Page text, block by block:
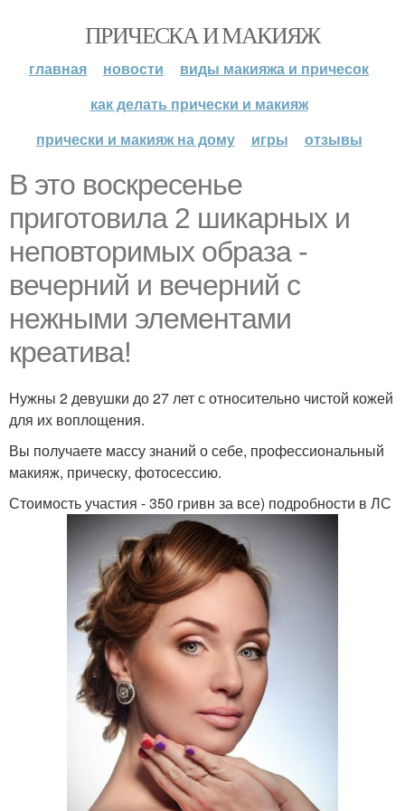
ПРИЧЕСКА И МАКИЯЖ
главная новости
виды макияжа и причесок
как делать прически и макияж
прически и макияж на дому
игры отзывы
В это воскресенье
приготовила 2 шикарных и
неповторимых образа -
вечерний и вечерний с
нежными элементами
креатива!
Нужны 2 девушки до 27 лет с относительно чистой кожей
для их воплощения.
Вы получаете массу знаний о себе, профессиональный
макияж, прическу, фотосессию.
Стоимость участия - 350 гривн за все) подробности в ЛС